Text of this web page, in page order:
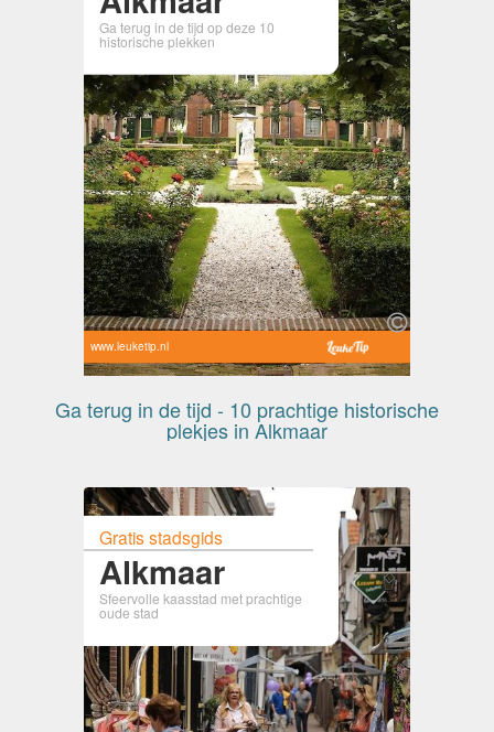
Ga terug in de tijd op deze 10
historische plekken
www.leuketip.nl
Ga terug in de tijd - 10 prachtige historische
plekjes in Alkmaar
Gratis stadsgids
Alkmaar
Sfeervolle kaasstad met prachtige
oude stad